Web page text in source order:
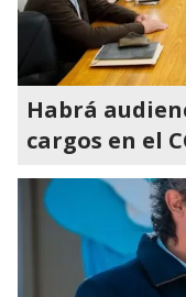
Habrá
cargos en el